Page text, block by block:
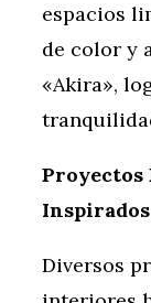
espacios
de color y
«Akira»,
Proyectos
Diversos